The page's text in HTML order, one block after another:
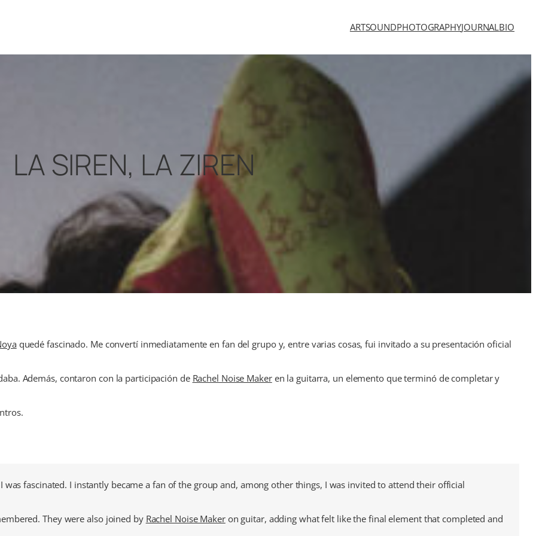
ARTSOUNDPHOTOGRAPHYJOURNALBIO
LA SIREN, LA ZIREN
quedé fascinado. Me convertí inmediatamente en fan del grupo y, entre varias cosas, fui invitado a su presentación oficial
Además, contaron con la participación de Rachel Noise Makeren la guitarra, un elemento que terminó de completar y
was fascinated. I instantly became a fan of the group and, among other things, I was invited to attend their official
They were also joined by Rachel Noise Makeron guitar, adding what felt like the final element that completed and